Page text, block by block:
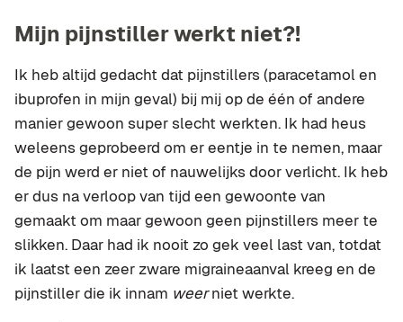
Mijn pijnstiller werkt niet?!
Ik heb altijd gedacht dat pijnstillers (paracetamol en
ibuprofen in mijn geval) bij mij op de één of andere
manier gewoon super slecht werkten. Ik had heus
weleens geprobeerd om er eentje in te nemen, maar
de pijn werd er niet of nauwelijks door verlicht. Ik heb
er dus na verloop van tijd een gewoonte van
gemaakt om maar gewoon geen pijnstillers meer te
slikken. Daar had ik nooit zo gek veel last van, totdat
ik laatst een zeer zware migraineaanval kreeg en de
pijnstiller die ik innam weerniet werkte.